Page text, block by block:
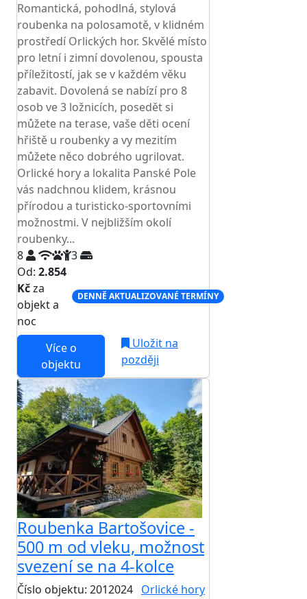
Romantická, pohodlná, stylová
roubenka na polosamotě, v klidném
prostředí Orlických hor. Skvělé místo
pro letní i zimní dovolenou, spousta
příležitostí, jak se v každém věku
zabavit. Dovolená se nabízí pro 8
osob ve 3 ložnicích, posedět si
můžete na terase, vaše děti ocení
hřiště u roubenky a vy mezitím
můžete něco dobrého ugrilovat.
Orlické hory a lokalita Panské Pole
vás nadchnou klidem, krásnou
přírodou a turisticko-sportovními
možnostmi. V nejbližším okolí
roubenky...
8
3
Od: 2.854
Kčza
objekt a
noc
DENNĚ AKTUALIZOVANÉ TERMÍNY
Více o
objektu
Uložit na
později
Roubenka Bartošovice -
500 m od vleku, možnost
svezení se na 4-kolce
Číslo objektu: 2012024 Orlické hory